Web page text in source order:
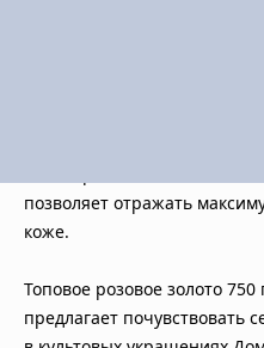
позволяет отражать
коже.
Топовое розовое золото
предлагает почувствовать